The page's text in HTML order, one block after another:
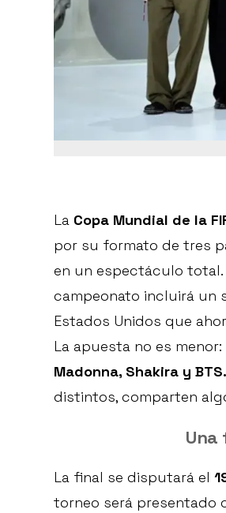
La Copa Mundial de la
por su formato de tres
en un espectáculo total.
campeonato incluirá un
Estados Unidos que
La apuesta no es menor:
Madonna, Shakira y BTS.
distintos, comparten
Una
La final se disputará el
torneo será presentado